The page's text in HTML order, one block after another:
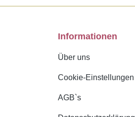
Informationen
Über uns
Cookie-Einstellungen
AGB`s